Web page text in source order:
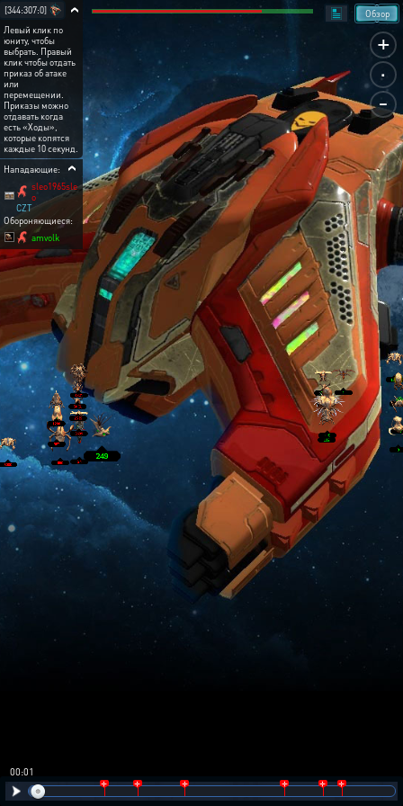
+
.
-
Обзор
[344:307:0]
Левый клик по
юниту, чтобы
выбрать. Правый
клик чтобы отдать
приказ об атаке
или
перемещении.
Приказы можно
отдавать когда
есть «Ходы»,
которые копятся
каждые 10 секунд.
Нападающие:
sleo1965sle
o
CZT
Обороняющиеся:
amvolk
00:02